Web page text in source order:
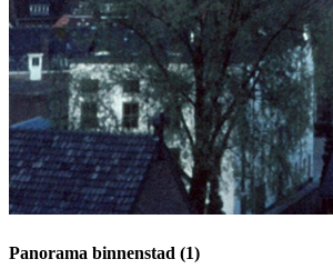
Panorama binnenstad (1)